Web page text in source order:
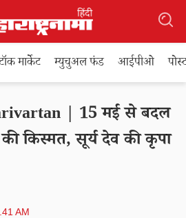
मार्केट म्युचुअल फंड आईपीओ
| 15 मई से बदल
की किस्मत, सूर्य देव की कृपा
AM